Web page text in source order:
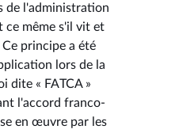
de l'administration
ce même s'il vit et
principe a été
lors de la
dite « FATCA »
l'accord franco-
en œuvre par les